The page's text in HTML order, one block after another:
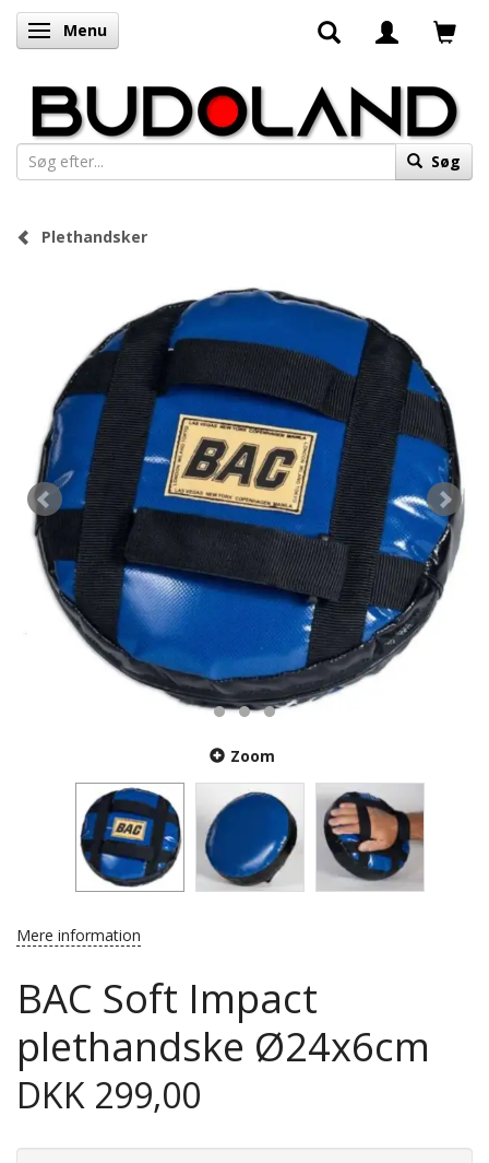
Skifte navigation
Menu
Søg
Plethandsker
Zoom
Mere information
BAC Soft Impact
plethandske Ø24x6cm
DKK 299,00